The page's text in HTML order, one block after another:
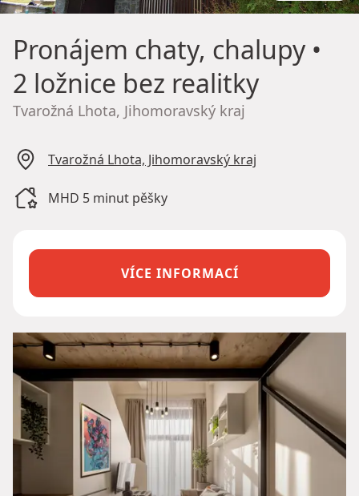
Pronájem chaty, chalupy•
2 ložnice bez realitky
Tvarožná Lhota, Jihomoravský kraj
Tvarožná Lhota, Jihomoravský kraj
MHD 5 minut pěšky
VÍCE INFORMACÍ